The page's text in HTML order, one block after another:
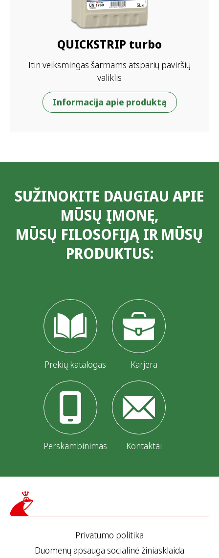
QUICKSTRIP turbo
Itin veiksmingas šarmams atsparių paviršių
valiklis
Informacija apie produktą
SUŽINOKITE DAUGIAU APIE
MŪSŲ ĮMONĘ,
MŪSŲ FILOSOFIJĄ IR MŪSŲ
PRODUKTUS:
Prekių katalogas Karjera
Perskambinimas Kontaktai
Privatumo politika
Duomenų apsauga socialinė žiniasklaida